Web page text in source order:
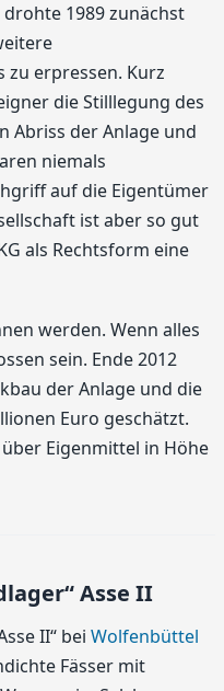
drohte 1989 zunächst
zu erpressen. Kurz
die Stilllegung des
Abriss der Anlage und
niemals
auf die Eigentümer
ist aber so gut
als Rechtsform eine
werden. Wenn alles
sein. Ende 2012
der Anlage und die
Euro geschätzt.
Eigenmittel in Höhe
Asse II
II“ bei Wolfenbüttel
Fässer mit